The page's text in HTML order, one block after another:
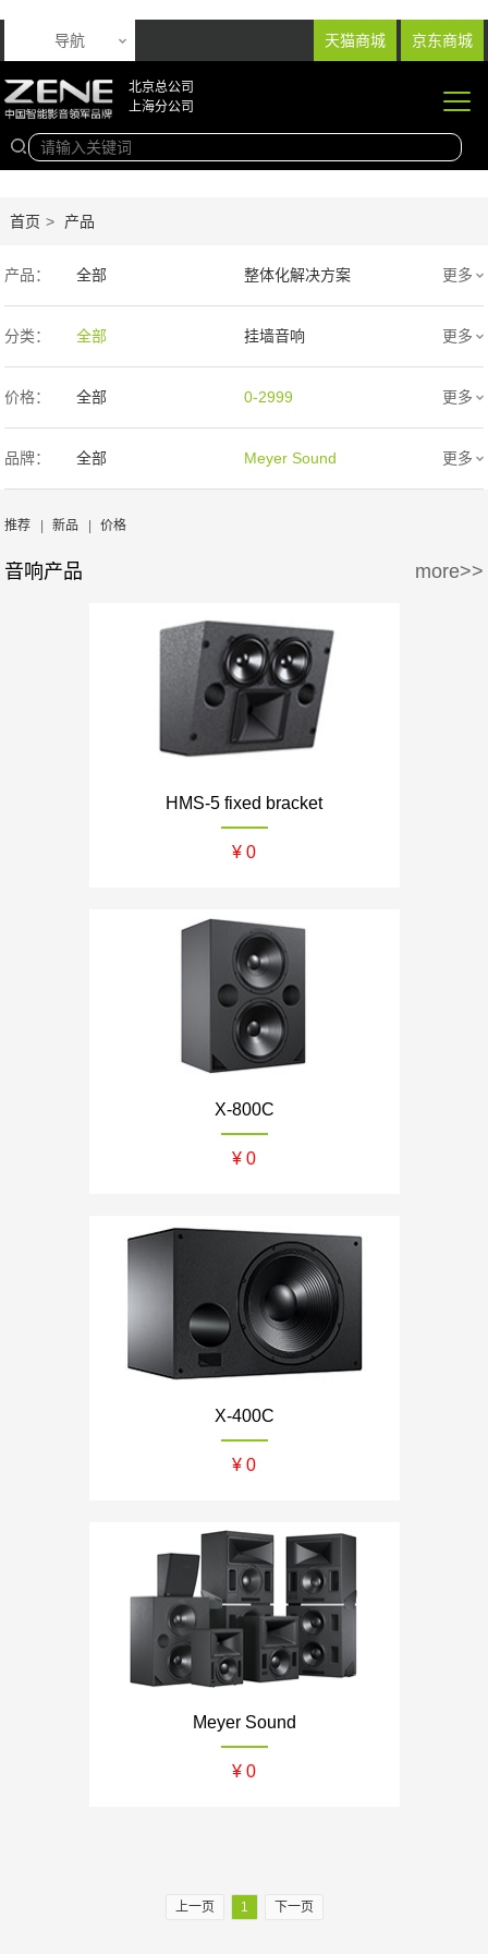
天猫商城 京东商城
导航
北京总公司
上海分公司
首页 > 产品
产品： 全部 整体化解决方案
音响产品 投影产品
专业扩声音箱 幕布产品
声学产品 智能产品
周边产品
更多
分类： 全部 挂墙音响
入墙音响 低音炮
更多
价格： 全部 0-2999
3000-9999 1万-5万
5万-15万
30万-50万
更多
品牌： 全部 Meyer Sound
Wisdom
waterfall/飞瀑
更多
推荐 | 新品 | 价格
音响产品 more>>
HMS-5 fixed bracket
¥ 0
X-800C
¥ 0
X-400C
¥ 0
Meyer Sound
¥ 0
上一页 1 下一页